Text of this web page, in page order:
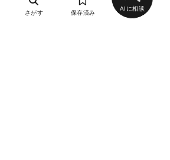
さがす 保存済み
AIに相談